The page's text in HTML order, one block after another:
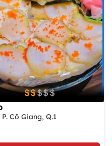
Cô Giang, Q.1